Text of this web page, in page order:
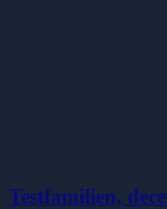
Testfamilien,